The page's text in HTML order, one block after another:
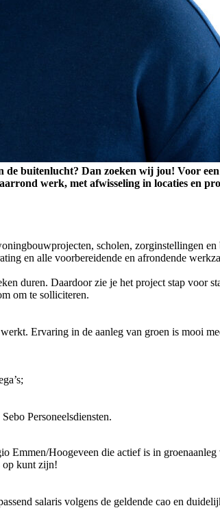
buitenlucht? Dan zoeken wij jou! Voor
werk, met afwisseling in locaties en
scholen, zorginstellingen
en alle voorbereidende en afrondende
duren. Daardoor zie je het project stap voor
om te solliciteren.
Ervaring in de aanleg van groen is mooi
Personeelsdiensten.
Emmen/Hoogeveen die actief is in
op kunt zijn!
salaris volgens de geldende cao en